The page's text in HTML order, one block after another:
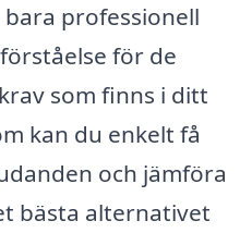
professionell
för de
som finns i ditt
kan du enkelt få
och jämföra
bästa alternativet